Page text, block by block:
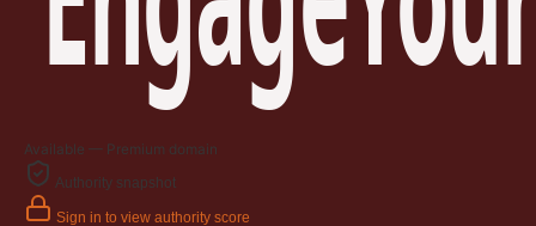
Available — Premium domain
Authority snapshot
Sign in to view authority score